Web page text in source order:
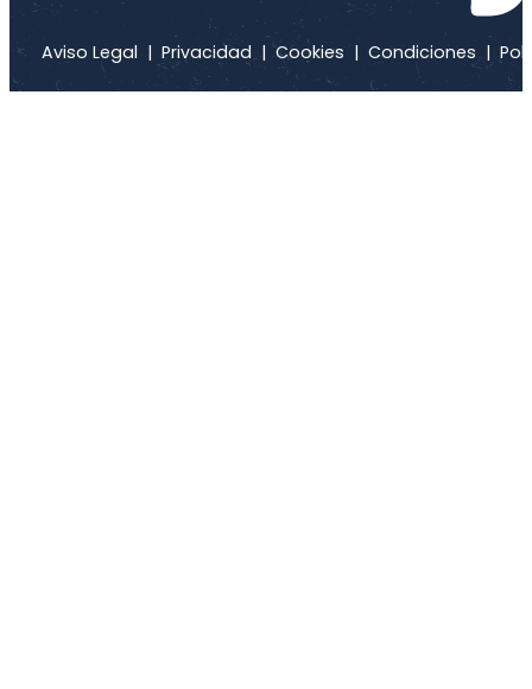
Aviso Legal | Privacidad | Cookies | Condiciones |